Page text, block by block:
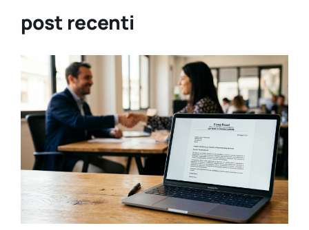
post recenti